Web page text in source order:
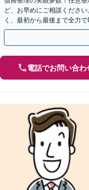
ど、お早めにご相談くださ
く、最初から最後まで全力
対応】【女学院前駅1分】【
電話でお問い合わ